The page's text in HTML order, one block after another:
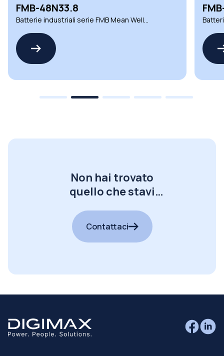
FMB-48N33.8
Batterie industriali serie FMB Mean Well
Non hai trovato
quello che stavi
Contattaci